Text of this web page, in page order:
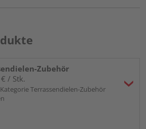
Zubehör
/ Stk.
Terrassendielen-Zubehör